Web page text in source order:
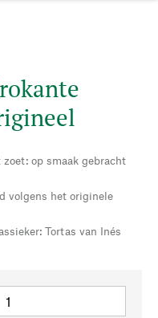
op smaak gebracht
volgens het originele
Tortas van Inés